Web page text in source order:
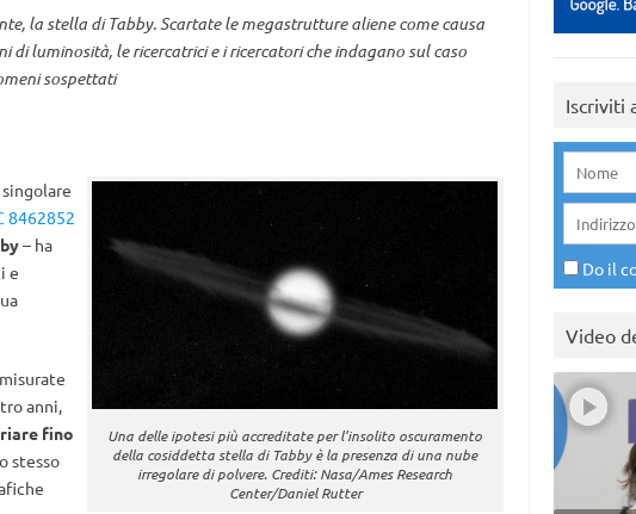
la stella di Tabby. Scartate le megastrutture aliene come causa
di luminosità, le ricercatrici e i ricercatori che indagano sul caso
sospettati
Una delle ipotesi più accreditate per l’insolito oscuramento
della cosiddetta stella di Tabby è la presenza di una nube
irregolare di polvere. Crediti: Nasa/Ames Research
Center/Daniel Rutter
8462852
– ha
e
anni,
fino
stesso
Iscriviti
Do il
Video